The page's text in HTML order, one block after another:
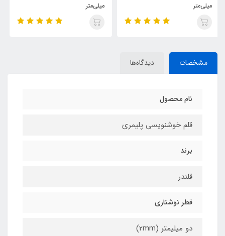
میلی‌متر
میلی‌متر
مشخصات دیدگاه‌ها
نام محصول
قلم خوشنویسی پلیمری
برند
قلندر
قطر نوشتاری
دو میلیمتر (2mm)